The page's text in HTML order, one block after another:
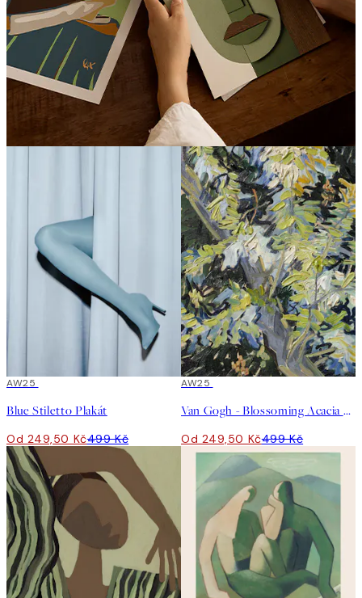
50%*
AW25
Blue Stiletto Plakát
Od 249,50 Kč499 Kč
50%*
AW25
Van Gogh - Blossoming Acacia Branches Plakát
Od 249,50 Kč499 Kč